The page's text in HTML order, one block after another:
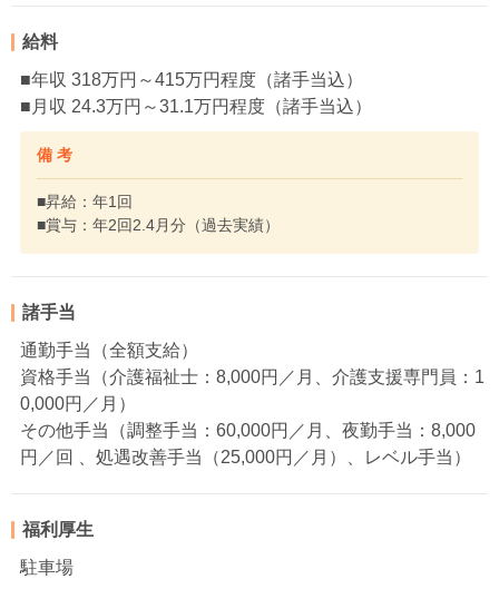
給料
■年収 318万円～415万円程度（諸手当込）
■月収 24.3万円～31.1万円程度（諸手当込）
備 考
■昇給：年1回
■賞与：年2回2.4月分（過去実績）
諸手当
通勤手当（全額支給）
資格手当（介護福祉士：8,000円／月、介護支援専門員：1
0,000円／月）
その他手当（調整手当：60,000円／月、夜勤手当：8,000
円／回 、処遇改善手当（25,000円／月）、レベル手当）
福利厚生
駐車場